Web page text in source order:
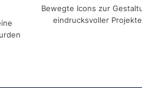
Bewegte Icons zur
eindrucksvoller Projekte